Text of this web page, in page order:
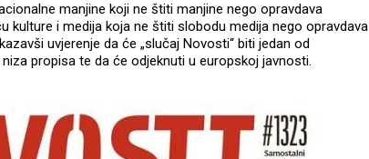
manjine koji ne štiti manjine nego opravdava
kulture i medija koja ne štiti slobodu medija nego opravdava
uvjerenje da će „slučaj Novosti“ biti jedan od
propisa te da će odjeknuti u europskoj javnosti.